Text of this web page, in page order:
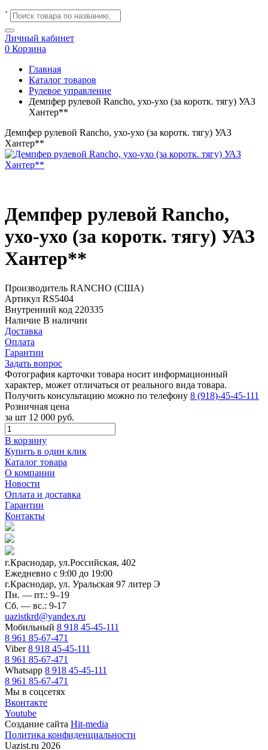
`
Личный кабинет
0 Корзина
Главная
Каталог товаров
Рулевое управление
Демпфер рулевой Rancho, ухо-ухо (за коротк. тягу) УАЗ
Хантер**
Демпфер рулевой Rancho, ухо-ухо (за коротк. тягу) УАЗ
Хантер**
Демпфер рулевой Rancho,
ухо-ухо (за коротк. тягу) УАЗ
Хантер**
Производитель RANCHO (США)
Артикул RS5404
Внутренний код 220335
Наличие В наличии
Доставка
Оплата
Гарантии
Задать вопрос
Фотография карточки товара носит информационный
характер, может отличаться от реального вида товара.
Получить консультацию можно по телефону 8 (918)-45-45-111
Розничная цена
за шт 12 000 руб.
В корзину
Купить в один клик
Каталог товара
О компании
Новости
Оплата и доставка
Гарантии
Контакты
г.Краснодар, ул.Российская, 402
Ежедневно c 9:00 до 19:00
г.Краснодар, ул. Уральская 97 литер Э
Пн. — пт.: 9–19
Сб. — вс.: 9-17
uazistkrd@yandex.ru
Мобильный 8 918 45-45-111
8 961 85-67-471
Viber8 918 45-45-111
8 961 85-67-471
Whatsapp 8 918 45-45-111
8 961 85-67-471
Мы в соцсетях
Вконтакте
Youtube
Создание сайта Hit-media
Политика конфиденциальности
Uazist.ru 2026